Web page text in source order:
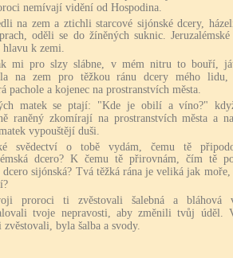
nemívají vidění od Hospodina.
na zem a ztichli starcové sijónské dcery,
oděli se do žíněných suknic. Jeruzalémské
hlavu k zemi.
mi pro slzy slábne, v mém nitru to bouří,
na zem pro těžkou ránu dcery mého lidu,
pachole a kojenec na prostranstvích města.
matek se ptají: "Kde je obilí a víno?"
raněný zkomírají na prostranstvích města a
vypouštějí duši.
svědectví o tobě vydám, čemu tě
dcero? K čemu tě přirovnám, čím tě
dcero sijónská? Tvá těžká rána je veliká jak
proroci ti zvěstovali šalebná a bláhová
tvoje nepravosti, aby změnili tvůj úděl.
zvěstovali, byla šalba a svody.